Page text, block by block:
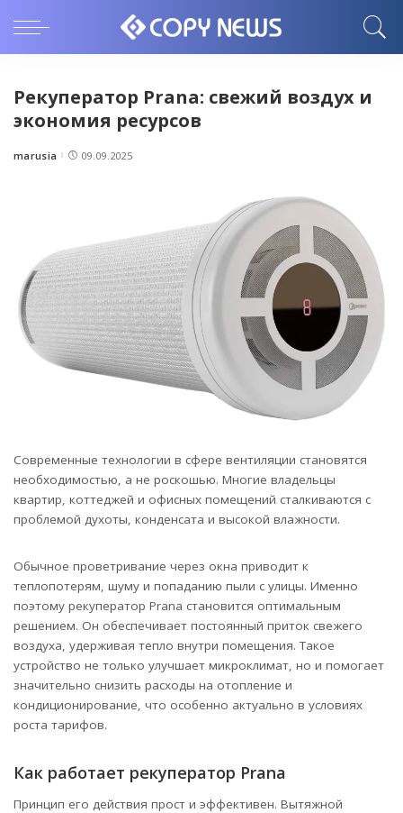
Рекуператор Prana: свежий воздух и
экономия ресурсов
Posted
marusia 09.09.2025
Современные технологии в сфере вентиляции становятся
необходимостью, а не роскошью. Многие владельцы
квартир, коттеджей и офисных помещений сталкиваются с
проблемой духоты, конденсата и высокой влажности.
Обычное проветривание через окна приводит к
теплопотерям, шуму и попаданию пыли с улицы. Именно
поэтому рекуператор Prana становится оптимальным
решением. Он обеспечивает постоянный приток свежего
воздуха, удерживая тепло внутри помещения. Такое
устройство не только улучшает микроклимат, но и помогает
значительно снизить расходы на отопление и
кондиционирование, что особенно актуально в условиях
роста тарифов.
Как работает рекуператор Prana
Принцип его действия прост и эффективен. Вытяжной